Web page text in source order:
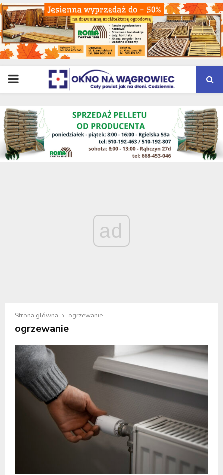
PRIMARY
MENU
ad
Strona główna ogrzewanie
ogrzewanie